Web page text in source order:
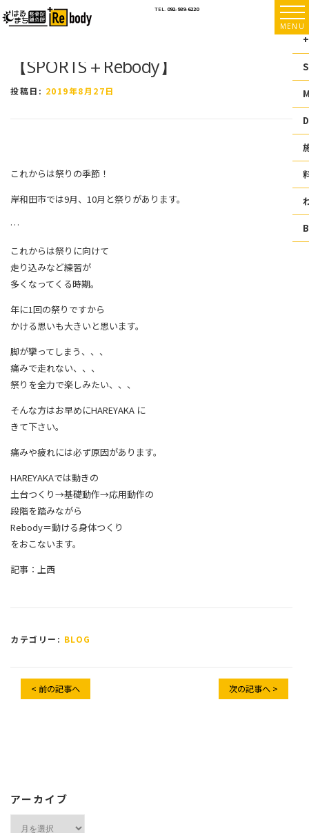
ン
TEL. 092-939-6220
MENU
【SPORTS＋Rebody】
投稿日: 2019年8月27日
これからは祭りの季節！
岸和田市では9月、10月と祭りがあります。
…
これからは祭りに向けて
走り込みなど練習が
多くなってくる時期。
年に1回の祭りですから
かける思いも大きいと思います。
脚が攣ってしまう、、、
痛みで走れない、、、
祭りを全力で楽しみたい、、、
そんな方はお早めにHAREYAKA に
きて下さい。
痛みや疲れには必ず原因があります。
HAREYAKAでは動きの
土台つくり→基礎動作→応用動作の
段階を踏みながら
Rebody＝動ける身体つくり
をおこないます。
記事：上西
カテゴリー: BLOG
< 前の記事へ 次の記事へ >
アーカイブ